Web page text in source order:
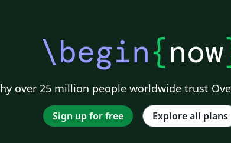
\begin{now
over 25 million people worldwide trust
Sign up for free Explore all plans